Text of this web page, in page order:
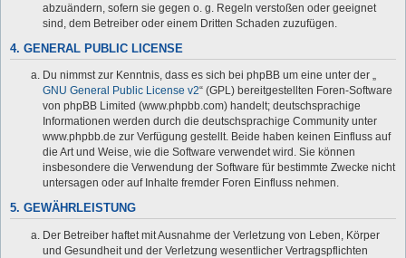
abzuändern, sofern sie gegen o. g. Regeln verstoßen oder geeignet
sind, dem Betreiber oder einem Dritten Schaden zuzufügen.
4. GENERAL PUBLIC LICENSE
Du nimmst zur Kenntnis, dass es sich bei phpBB um eine unter der „
GNU General Public License v2“ (GPL) bereitgestellten Foren-Software
von phpBB Limited (www.phpbb.com) handelt; deutschsprachige
Informationen werden durch die deutschsprachige Community unter
www.phpbb.de zur Verfügung gestellt. Beide haben keinen Einfluss auf
die Art und Weise, wie die Software verwendet wird. Sie können
insbesondere die Verwendung der Software für bestimmte Zwecke nicht
untersagen oder auf Inhalte fremder Foren Einfluss nehmen.
5. GEWÄHRLEISTUNG
Der Betreiber haftet mit Ausnahme der Verletzung von Leben, Körper
und Gesundheit und der Verletzung wesentlicher Vertragspflichten